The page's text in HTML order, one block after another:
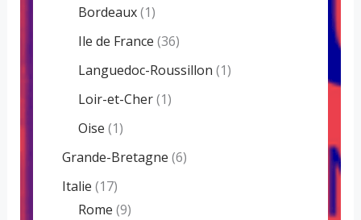
Bordeaux(1)
Ile de France (36)
Languedoc-Roussillon (1)
Loir-et-Cher(1)
Oise (1)
Grande-Bretagne (6)
Italie (17)
Rome (9)